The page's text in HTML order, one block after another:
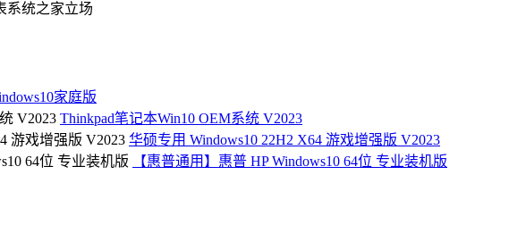
系统之家立场
家庭版
Thinkpad笔记本Win10 OEM系统 V2023
华硕专用 Windows10 22H2 X64 游戏增强版 V2023
【惠普通用】惠普 HP Windows10 64位 专业装机版